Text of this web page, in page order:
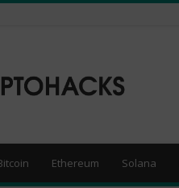
–
Kryptowährungen
News
Portal
Ethereum Solana